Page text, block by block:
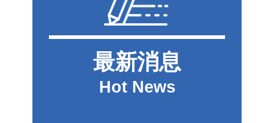
最新消息
Hot News